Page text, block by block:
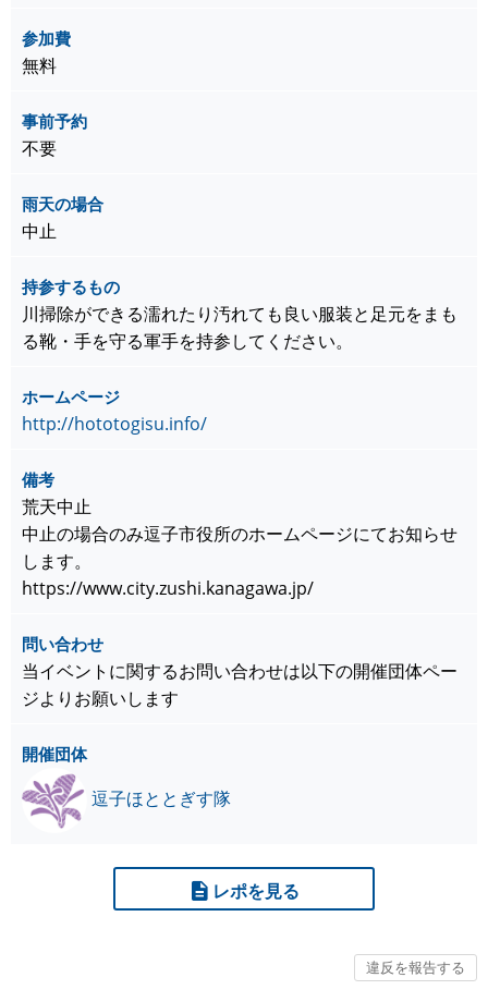
参加費
無料
事前予約
不要
雨天の場合
中止
持参するもの
川掃除ができる濡れたり汚れても良い服装と足元をまも
る靴・手を守る軍手を持参してください。
ホームページ
http://hototogisu.info/
備考
荒天中止
中止の場合のみ逗子市役所のホームページにてお知らせ
します。
https://www.city.zushi.kanagawa.jp/
問い合わせ
当イベントに関するお問い合わせは以下の開催団体ペー
ジよりお願いします
開催団体
逗子ほととぎす隊
レポを見る